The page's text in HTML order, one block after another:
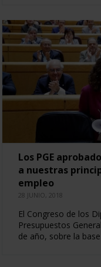
Los PGE
a nuestras
empleo
28 JUNIO, 2018
El Congreso de los
Presupuestos
de año, sobre la